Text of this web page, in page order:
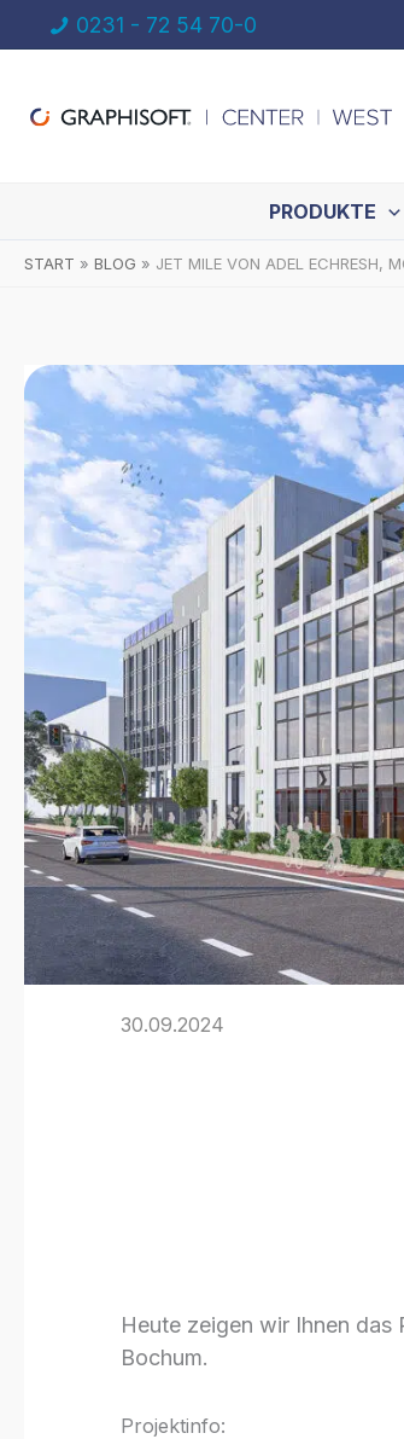
Inhalt
0231 - 72 54 70-0
PRODUKTE
START BLOG JET MILE VON ADEL ECHRESH,
30.09.2024
Heute zeigen wir Ihnen
Bochum.
Projektinfo: